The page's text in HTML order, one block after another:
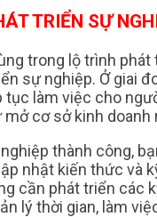
TRIỂN SỰ
trong lộ trình phát
sự nghiệp. Ở giai
tục làm việc cho
cơ sở kinh doanh
thành công,
nhật kiến thức và
cần phát triển các
lý thời gian, làm